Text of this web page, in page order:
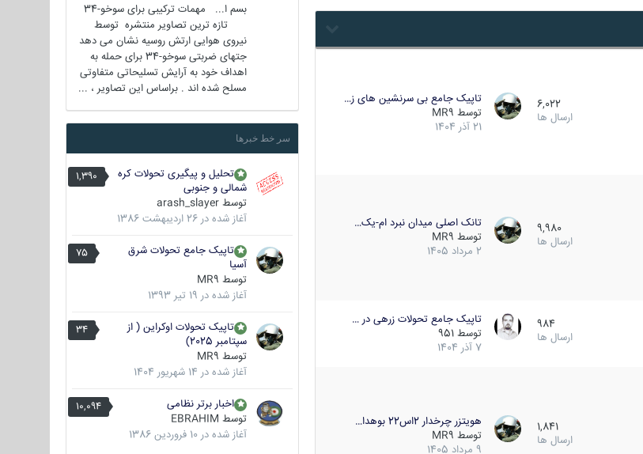
6,022
ارسال ها
تاپیک جامع بی سرنشین های ز…
توسط MR9
21 آذر 1404
9,980
ارسال ها
تانک اصلی میدان نبرد ام-یک…
توسط MR9
2 مرداد 1405
984
ارسال ها
تاپیک جامع تحولات زرهی در …
توسط 951
7 آذر 1404
1,841
ارسال ها
هویتزر چرخدار 2اس22 بوهدا…
توسط MR9
9 مرداد 1405
بسم ا... مهمات ترکیبی برای سوخو-34
تازه ترین تصاویر منتشره توسط
نیروی هوایی ارتش روسیه نشان می دهد
جتهای ضربتی سوخو-34 برای حمله به
اهداف خود به آرایش تسلیحاتی متفاوتی
مسلح شده اند . براساس این تصاویر ، ...
سر خط خبرها
1,390
تحلیل و پیگیری تحولات کره
شمالی و جنوبی
توسط arash_slayer
آغاز شده در 26 اردیبهشت 1386
75
تاپیک جامع تحولات شرق
آسیا
توسط MR9
آغاز شده در 19 تیر 1393
34
تاپیک تحولات اوکراین ( از
سپتامبر 2025)
توسط MR9
آغاز شده در 14 شهریور 1404
10,094
اخبار برتر نظامی
توسط EBRAHIM
آغاز شده در 10 فروردین 1386